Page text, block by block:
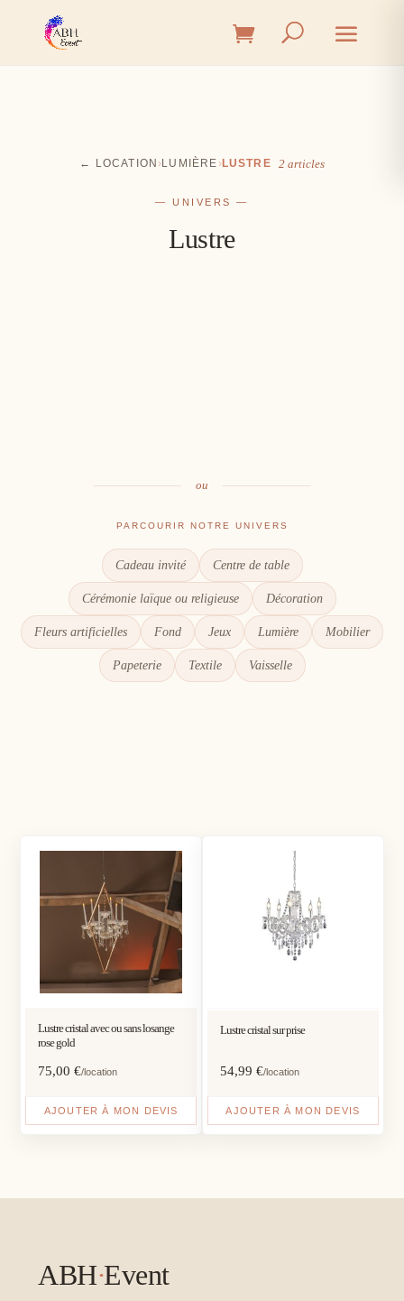
← LOCATION ›LUMIÈRE ›LUSTRE 2 articles
— UNIVERS —
Lustre
ou
PARCOURIR NOTRE UNIVERS
Cadeau invité Centre de table
Cérémonie laïque ou religieuse Décoration
Fleurs artificielles Fond Jeux Lumière Mobilier
Papeterie Textile Vaisselle
Lustre cristal avec ou sans losange
rose gold
75,00€/location
AJOUTER À MON DEVIS
Lustre cristal sur prise
54,99 €/location
AJOUTER À MON DEVIS
ABH·Event